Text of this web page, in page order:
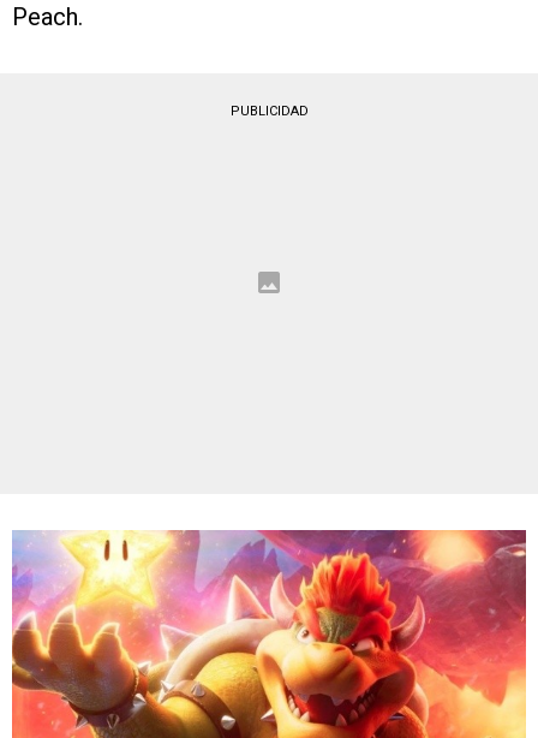
Peach.
PUBLICIDAD